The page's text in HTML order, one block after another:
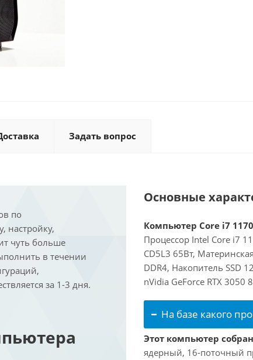
Задать вопрос
по
настройку,
чуть больше
в течении
за 1-3 дня.
Основные
Компьютер Core i7
Процессор Intel Core i7
CD5L3 65Вт,
DDR4, Накопитель SSD
nVidia GeForce RTX 3050
На базе какого
Этот компьютер
ядерный, 16-поточный